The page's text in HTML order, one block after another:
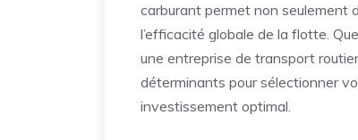
carburant permet non seulement
l’efficacité globale de la flotte.
une entreprise de transport
déterminants pour sélectionner
investissement optimal.